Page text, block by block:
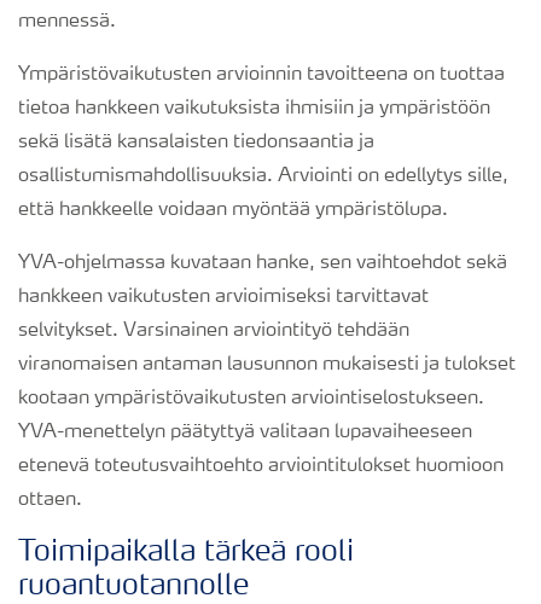
mennessä.
Ympäristövaikutusten arvioinnin tavoitteena on tuottaa
tietoa hankkeen vaikutuksista ihmisiin ja ympäristöön
sekä lisätä kansalaisten tiedonsaantia ja
osallistumismahdollisuuksia. Arviointi on edellytys sille,
että hankkeelle voidaan myöntää ympäristölupa.
YVA-ohjelmassa kuvataan hanke, sen vaihtoehdot sekä
hankkeen vaikutusten arvioimiseksi tarvittavat
selvitykset. Varsinainen arviointityö tehdään
viranomaisen antaman lausunnon mukaisesti ja tulokset
kootaan ympäristövaikutusten arviointiselostukseen.
YVA-menettelyn päätyttyä valitaan lupavaiheeseen
etenevä toteutusvaihtoehto arviointitulokset huomioon
ottaen.
Toimipaikalla tärkeä rooli
ruoantuotannolle